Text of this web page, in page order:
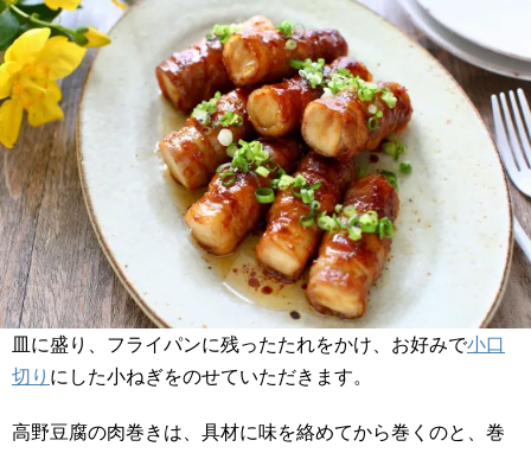
皿に盛り、フライパンに残ったたれをかけ、お好みで小口
切り にした小ねぎをのせていただきます。
高野豆腐の肉巻きは、具材に味を絡めてから巻くのと、巻